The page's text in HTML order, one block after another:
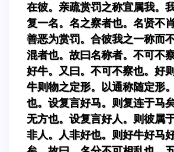
在彼。亲疏赏罚之称宜属我。
复一名。名之察者也。名贤不
善恶为赏罚。合彼我之一称而
混者也。故曰名称者。不可不
好牛。又曰。不可不察也。好
牛则物之定形。以通称随定形
也。设复言好马。则复连于马
无方也。设复言好人。则彼属
非人。人非好也。则好牛好马